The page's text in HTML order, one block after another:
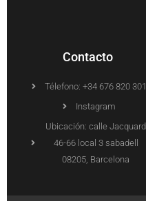
Contacto
Télefono: +34 676 820 301
Instagram
Ubicación: calle Jacquard
46-66 local 3 sabadell
08205, Barcelona